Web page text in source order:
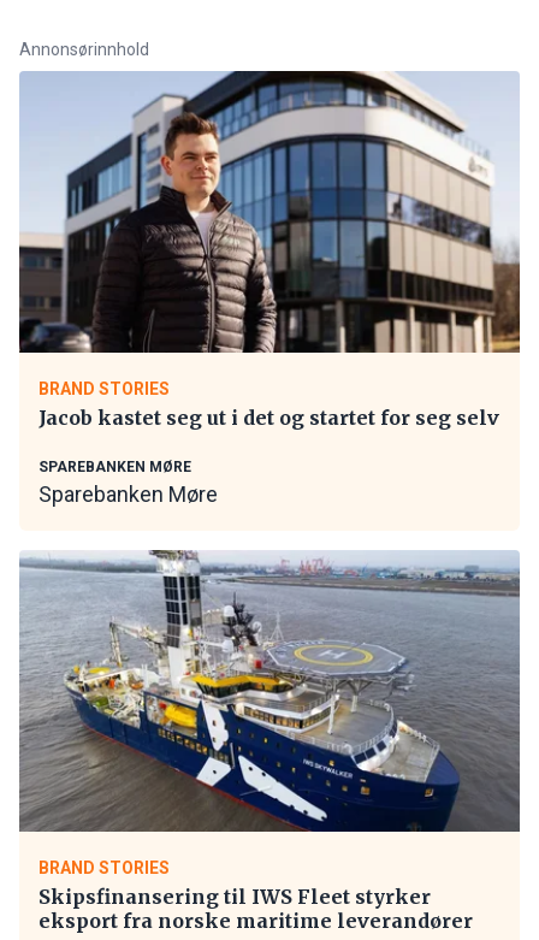
Annonsørinnhold
BRAND STORIES
Jacob kastet seg ut i det og startet for seg selv
SPAREBANKEN MØRE
Sparebanken Møre
BRAND STORIES
Skipsfinansering til IWS Fleet styrker
eksport fra norske maritime leverandører